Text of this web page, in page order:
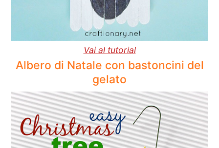
Vai al tutorial
Albero di Natale con bastoncini del
gelato